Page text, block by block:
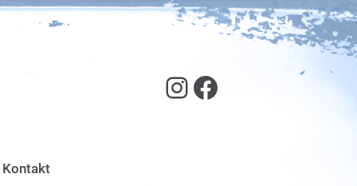
SJR Hof auf Instagram
Facebook
Kontakt